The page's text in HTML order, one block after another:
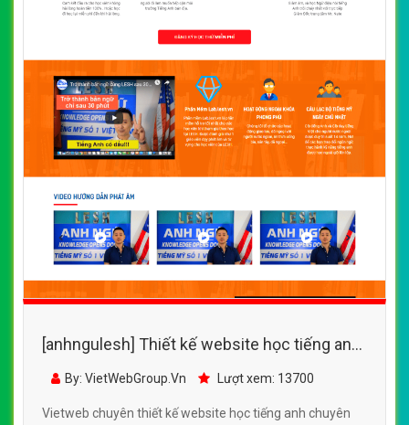
[anhngulesh] Thiết kế website học tiếng anh
- anhngulesh.edu.vn đẹp SEO tốt
By: VietWebGroup.Vn Lượt xem: 13700
Vietweb chuyên thiết kế website học tiếng anh chuyên